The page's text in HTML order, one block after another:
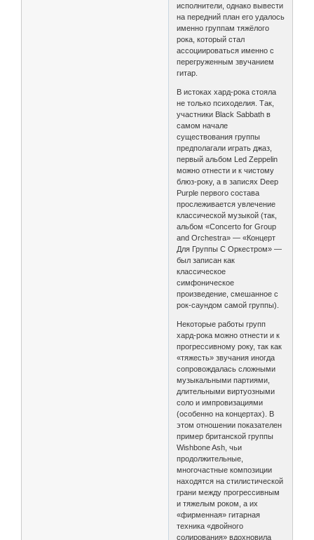
исполнители, однако вывести
на передний план его удалось
именно группам тяжёлого
рока, который стал
ассоциироваться именно с
перегруженным звучанием
гитар.
В истоках хард-рока стояла
не только психоделия. Так,
участники Black Sabbath в
самом начале
существования группы
предполагали играть джаз,
первый альбом Led Zeppelin
можно отнести и к чистому
блюз-року, а в записях Deep
Purple первого состава
прослеживается увлечение
классической музыкой (так,
альбом «Concerto for Group
and Orchestra» — «Концерт
Для Группы С Оркестром» —
был записан как
классическое
симфоническое
произведение, смешанное с
рок-саундом самой группы).
Некоторые работы групп
хард-рока можно отнести и к
прогрессивному року, так как
«тяжесть» звучания иногда
сопровождалась сложными
музыкальными партиями,
длительными виртуозными
соло и импровизациями
(особенно на концертах). В
этом отношении показателен
пример британской группы
Wishbone Ash, чьи
продолжительные,
многочастные композиции
находятся на стилистической
грани между прогрессивным
и тяжелым роком, а их
«фирменная» гитарная
техника «двойного
солирования» вдохновила